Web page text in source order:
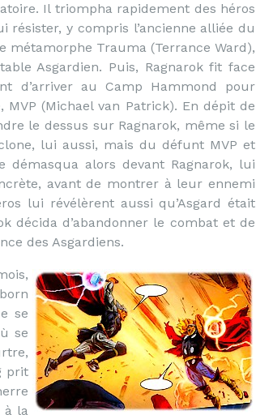
Il triompha rapidement des héros
résister, y compris l’ancienne alliée du
métamorphe Trauma (Terrance Ward),
Asgardien. Puis, Ragnarok fit face
d’arriver au Camp Hammond pour
(Michael van Patrick). En dépit de
le dessus sur Ragnarok, même si le
lui aussi, mais du défunt MVP et
démasqua alors devant Ragnarok, lui
avant de montrer à leur ennemi
lui révélèrent aussi qu’Asgard était
décida d’abandonner le combat et de
des Asgardiens.
se
se
prit
à la